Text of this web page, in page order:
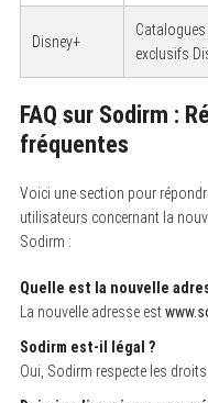
Disney+
Catalogues
exclusifs
FAQ sur Sodirm :
fréquentes
Voici une section pour
utilisateurs concernant la
Sodirm :
Quelle est la nouvelle
La nouvelle adresse est
Sodirm est-il légal ?
Oui, Sodirm respecte les